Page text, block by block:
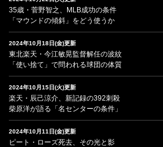
35歳・菅野智之、MLB成功の条件
「マウンドの傾斜」をどう使うか
2024年10月18日(金)更新
東北楽天・今江敏晃監督解任の波紋
「使い捨て」で問われる球団の体質
2024年10月15日(火)更新
楽天・辰己涼介、新記録の392刺殺
柴原洋が語る「名センターの条件」
2024年10月11日(金)更新
ピート・ローズ死去、その光と影